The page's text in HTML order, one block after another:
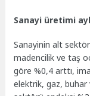
Sanayi üretimi
Sanayinin alt
madencilik ve taş
göre %0,4 arttı,
elektrik, gaz, buhar